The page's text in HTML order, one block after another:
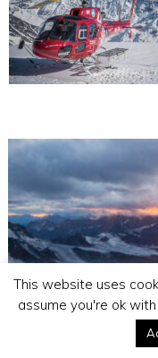
This website uses
assume you're ok